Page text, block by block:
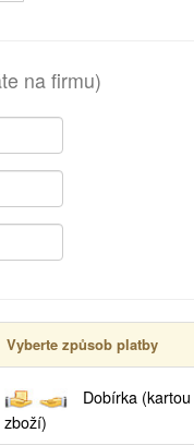
na firmu)
Vyberte způsob platby
Dobírka
zboží)